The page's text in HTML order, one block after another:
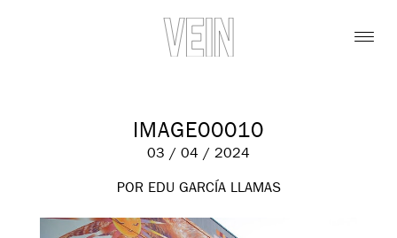
IMAGE00010
03 / 04 / 2024
POR EDU GARCÍA LLAMAS